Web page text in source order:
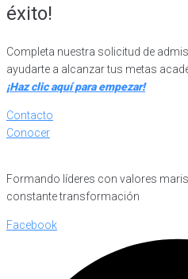
éxito!
Completa nuestra solicitud de
ayudarte a alcanzar tus metas
¡Haz clic aquí para empezar!
Contacto
Conocer
Formando líderes con valores
constante transformación
Facebook